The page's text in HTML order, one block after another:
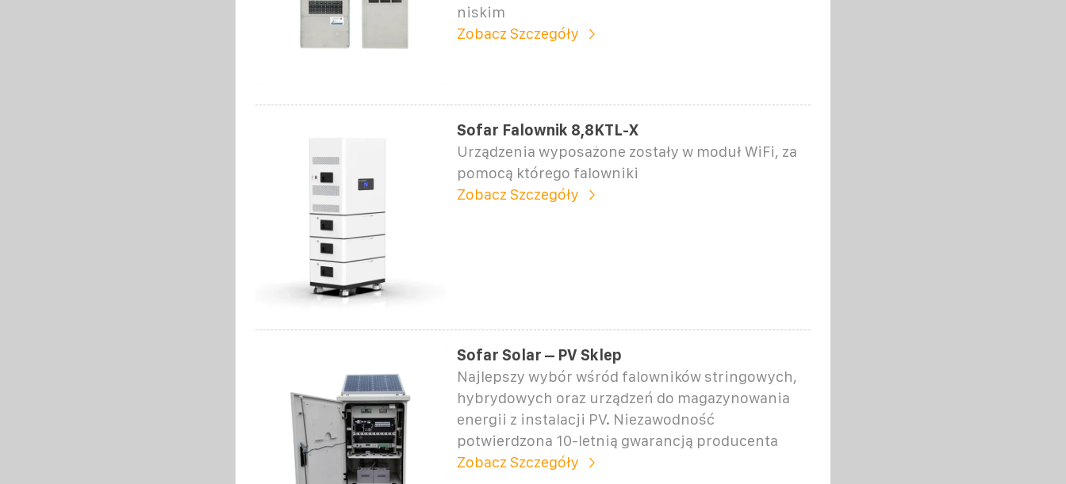
niskim
Zobacz Szczegóły
Sofar Falownik 8,8KTL-X
Urządzenia wyposażone zostały w moduł WiFi, za
pomocą którego falowniki
Zobacz Szczegóły
Sofar Solar – PV Sklep
Najlepszy wybór wśród falowników stringowych,
hybrydowych oraz urządzeń do magazynowania
energii z instalacji PV. Niezawodność
potwierdzona 10-letnią gwarancją producenta
Zobacz Szczegóły